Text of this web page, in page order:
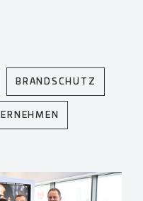
BRANDSCHUTZ